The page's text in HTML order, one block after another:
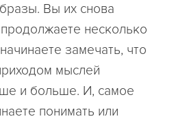
Вы их снова
несколько
замечать, что
мыслей
и больше. И, самое
понимать или